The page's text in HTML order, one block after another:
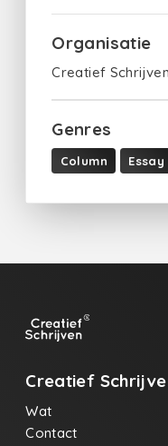
Organisatie
Creatief
Genres
Column Essay
Creatief
Wat
Contact